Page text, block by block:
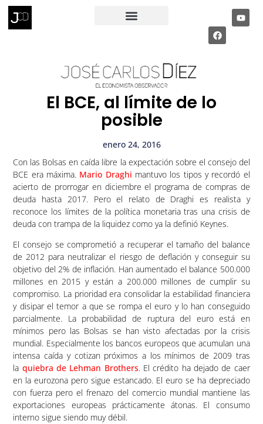
El BCE, al límite de lo
posible
enero 24, 2016
Con las Bolsas en caída libre la expectación sobre el consejo del
BCE era máxima. Mario Draghi mantuvo los tipos y recordó el
acierto de prorrogar en diciembre el programa de compras de
deuda hasta 2017. Pero el relato de Draghi es realista y
reconoce los límites de la política monetaria tras una crisis de
deuda con trampa de la liquidez como ya la definió Keynes.
El consejo se comprometió a recuperar el tamaño del balance
de 2012 para neutralizar el riesgo de deflación y conseguir su
objetivo del 2% de inflación. Han aumentado el balance 500.000
millones en 2015 y están a 200.000 millones de cumplir su
compromiso. La prioridad era consolidar la estabilidad financiera
y disipar el temor a que se rompa el euro y lo han conseguido
parcialmente. La probabilidad de ruptura del euro está en
mínimos pero las Bolsas se han visto afectadas por la crisis
mundial. Especialmente los bancos europeos que acumulan una
intensa caída y cotizan próximos a los mínimos de 2009 tras
la quiebra de Lehman Brothers. El crédito ha dejado de caer
en la eurozona pero sigue estancado. El euro se ha depreciado
con fuerza pero el frenazo del comercio mundial mantiene las
exportaciones europeas prácticamente átonas. El consumo
interno sigue siendo muy débil.